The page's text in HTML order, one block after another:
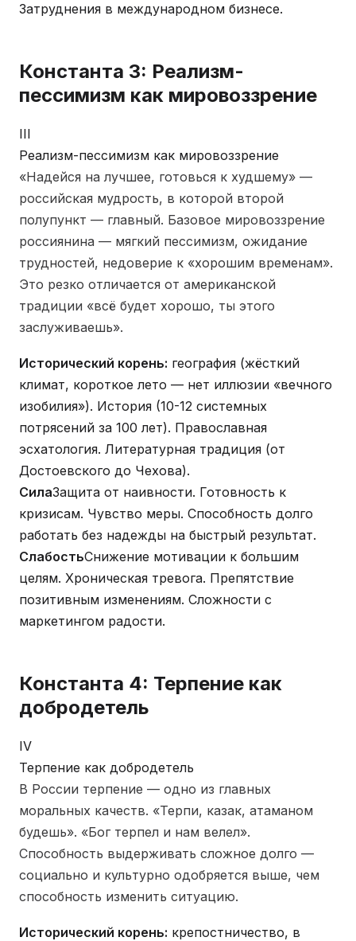
Затруднения в международном бизнесе.
Константа 3: Реализм-
пессимизм как мировоззрение
III
Реализм-пессимизм как мировоззрение
«Надейся на лучшее, готовься к худшему» —
российская мудрость, в которой второй
полупункт — главный. Базовое мировоззрение
россиянина — мягкий пессимизм, ожидание
трудностей, недоверие к «хорошим временам».
Это резко отличается от американской
традиции «всё будет хорошо, ты этого
заслуживаешь».
Исторический корень: география (жёсткий
климат, короткое лето — нет иллюзии «вечного
изобилия»). История (10-12 системных
потрясений за 100 лет). Православная
эсхатология. Литературная традиция (от
Достоевского до Чехова).
СилаЗащита от наивности. Готовность к
кризисам. Чувство меры. Способность долго
работать без надежды на быстрый результат.
СлабостьСнижение мотивации к большим
целям. Хроническая тревога. Препятствие
позитивным изменениям. Сложности с
маркетингом радости.
Константа 4: Терпение как
добродетель
IV
Терпение как добродетель
В России терпение — одно из главных
моральных качеств. «Терпи, казак, атаманом
будешь». «Бог терпел и нам велел».
Способность выдерживать сложное долго —
социально и культурно одобряется выше, чем
способность изменить ситуацию.
Исторический корень: крепостничество, в